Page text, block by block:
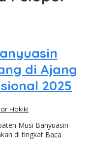
di Ajang
2025
Hakiki
Musi Banyuasin
di tingkat Baca